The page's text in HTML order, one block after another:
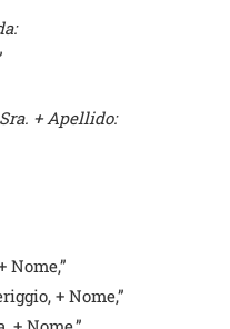
+ Apellido:
Nome,”
+ Nome,”